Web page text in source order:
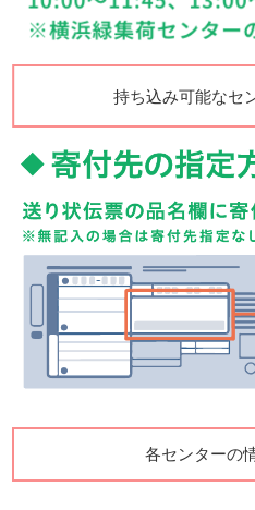
持ち込み可能なセ
各センターの